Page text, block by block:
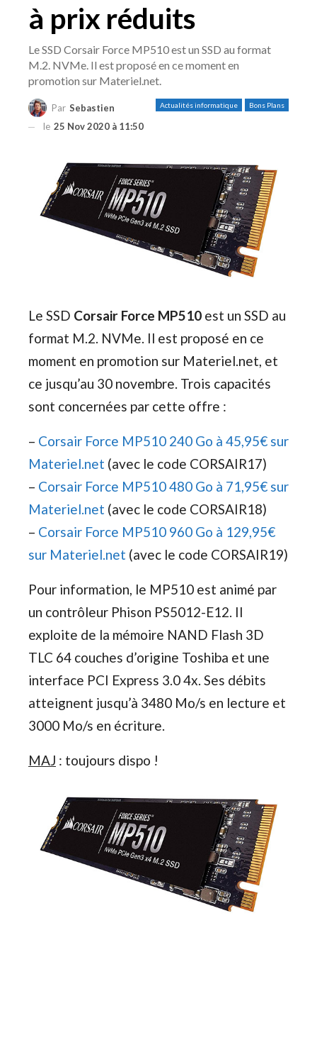
à prix réduits
Le SSD Corsair Force MP510 est un SSD au format
M.2. NVMe. Il est proposé en ce moment en
promotion sur Materiel.net.
Actualités informatique Bons Plans
Par Sebastien
le 25 Nov 2020 à 11:50
Le SSD Corsair Force MP510 est un SSD au
format M.2. NVMe. Il est proposé en ce
moment en promotion sur Materiel.net, et
ce jusqu’au 30 novembre. Trois capacités
sont concernées par cette offre :
– Corsair Force MP510 240 Go à 45,95€ sur
Materiel.net (avec le code CORSAIR17)
– Corsair Force MP510 480 Go à 71,95€ sur
Materiel.net (avec le code CORSAIR18)
– Corsair Force MP510 960 Go à 129,95€
sur Materiel.net (avec le code CORSAIR19)
Pour information, le MP510 est animé par
un contrôleur Phison PS5012-E12. Il
exploite de la mémoire NAND Flash 3D
TLC 64 couches d’origine Toshiba et une
interface PCI Express 3.0 4x. Ses débits
atteignent jusqu’à 3480 Mo/s en lecture et
3000 Mo/s en écriture.
MAJ : toujours dispo !